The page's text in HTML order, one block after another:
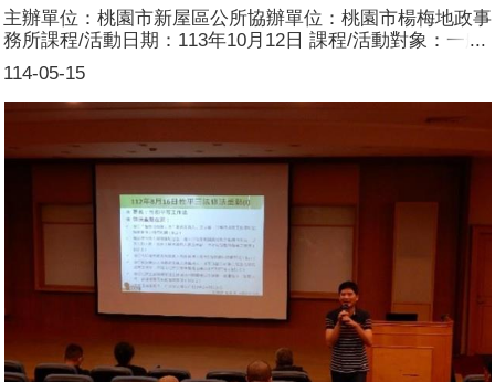
114-05-15
主辦單位：桃園市新屋區公所協辦單位：桃園市楊梅地政事
務所課程/活動日期：113年10月12日 課程/活動對象：一般
民眾辦理形式：設攤宣導 課程/活動簡介：1.目標：推廣地
政、檔案管理業務，同時宣導性別平權觀念。2.方式：於攤
位擺放各式地政業務文宣、張貼地政業務宣導海報，提供地
政法律諮詢服務及檔案應用相關宣導，期以協助不便至本所
知民眾解決地政業務相關法令疑義；同時宣導繼承登記男女
皆有繼承權，將性別平等的觀念深入人心，使民眾於活動期
間可以吸收地政、檔案管理及性別平等業務相關知識。參加
人數：387人(男157人、女230人)